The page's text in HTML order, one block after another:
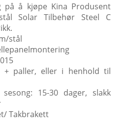
å kjøpe Kina Produsent
Solar Tilbehør Steel C
stål
+ paller, eller i henhold til
15-30 dager, slakk
Takbrakett